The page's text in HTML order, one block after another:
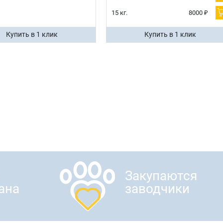
Купить в 1 клик
15 кг. 8000 ₽
Купить в 1 клик
Закупаются
заводчики